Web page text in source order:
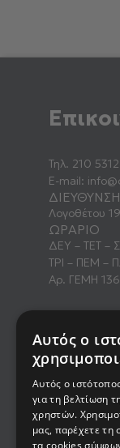
Τηλ. 210
E-mail:
Λογοθέτου
ΩΡΑΡΙΟ
ΔΕΥ – ΤΕΤ –
ΤΡΙ – ΠΕΜ –
Αρ. ΓΕΜΗ
media
Αυτός ο
Αυτός ο
για τη βελτίωση
χρηστών.
μας, παρέχετε τη
τα cookies